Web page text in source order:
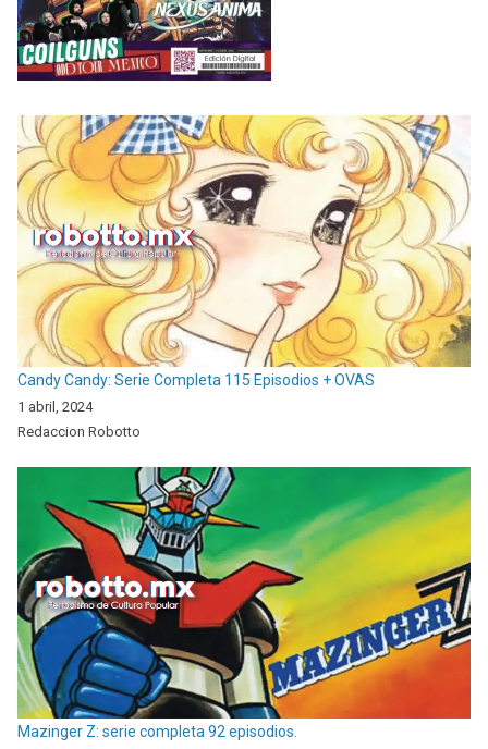
Candy Candy: Serie Completa 115 Episodios + OVAS
1 abril, 2024
Redaccion Robotto
Mazinger Z: serie completa 92 episodios.